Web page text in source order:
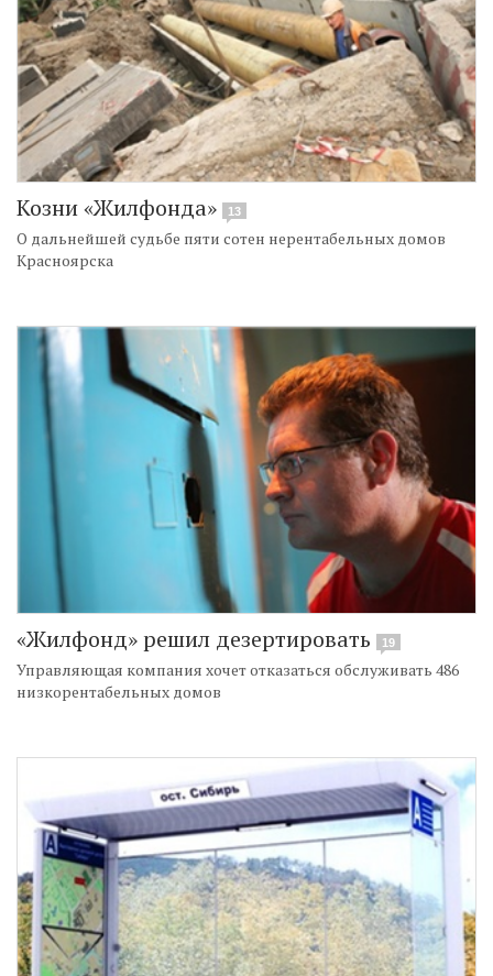
Козни «Жилфонда» 13
О дальнейшей судьбе пяти сотен нерентабельных домов
Красноярска
«Жилфонд» решил дезертировать 19
Управляющая компания хочет отказаться обслуживать 486
низкорентабельных домов